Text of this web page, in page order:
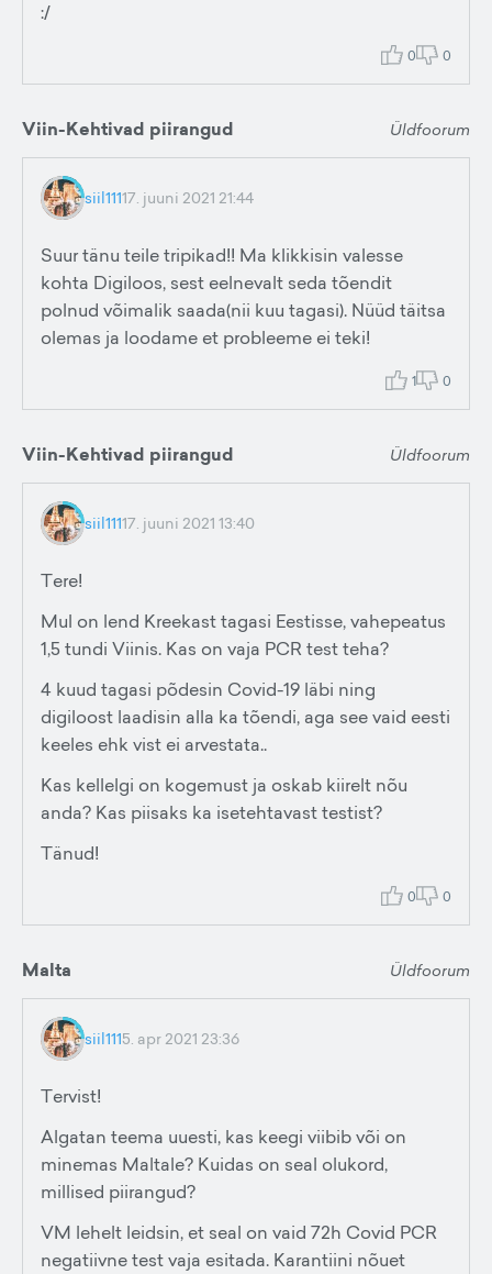
:/
0 0
Viin-Kehtivad piirangud Üldfoorum
siil11117. juuni 2021 21:44
Suur tänu teile tripikad!! Ma klikkisin valesse
kohta Digiloos, sest eelnevalt seda tõendit
polnud võimalik saada(nii kuu tagasi). Nüüd täitsa
olemas ja loodame et probleeme ei teki!
1 0
Viin-Kehtivad piirangud Üldfoorum
siil11117. juuni 2021 13:40
Tere!
Mul on lend Kreekast tagasi Eestisse, vahepeatus
1,5 tundi Viinis. Kas on vaja PCR test teha?
4 kuud tagasi põdesin Covid-19 läbi ning
digiloost laadisin alla ka tõendi, aga see vaid eesti
keeles ehk vist ei arvestata..
Kas kellelgi on kogemust ja oskab kiirelt nõu
anda? Kas piisaks ka isetehtavast testist?
Tänud!
0 0
Malta Üldfoorum
siil1115. apr 2021 23:36
Tervist!
Algatan teema uuesti, kas keegi viibib või on
minemas Maltale? Kuidas on seal olukord,
millised piirangud?
VM lehelt leidsin, et seal on vaid 72h Covid PCR
negatiivne test vaja esitada. Karantiini nõuet